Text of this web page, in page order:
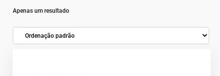
Apenas um resultado